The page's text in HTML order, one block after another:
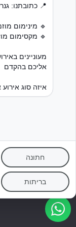
נבנה באהבה
אנו משתמשים
באתר. באמצעות
מידע